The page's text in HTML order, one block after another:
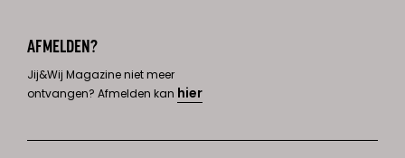
AFMELDEN?
Jij&Wij Magazine niet meer
ontvangen? Afmelden kan hier